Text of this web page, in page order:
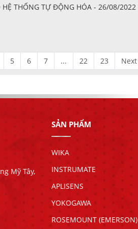
HỆ THỐNG TỰ ĐỘNG HÓA - 26/08/2022
5 6 7 ... 22 23 Next
Mỹ Tây,
SẢN PHẨM
WIKA
INSTRUMATE
APLISENS
YOKOGAWA
ROSEMOUNT (EMERSON)